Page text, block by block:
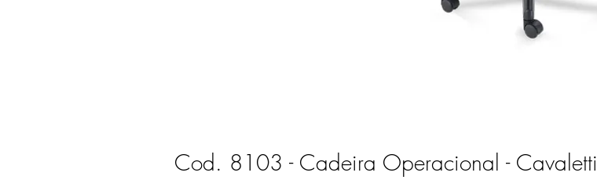
Cod. 8103 - Cadeira Operacional - Cavaletti